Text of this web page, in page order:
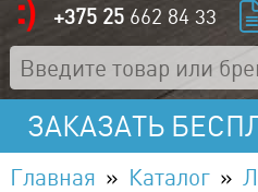
+375 25 662 84 33
ЗАКАЗАТЬ
Главная Каталог